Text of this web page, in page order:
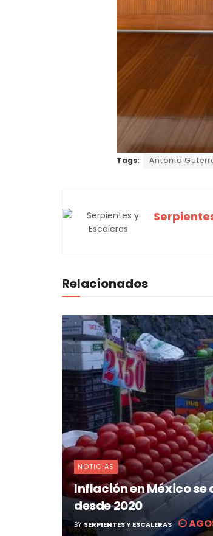
Tags: Antonio
Relacionados
NOTICIAS
Inflación en México se
desde 2020
BYSERPIENTES Y ESCALERAS